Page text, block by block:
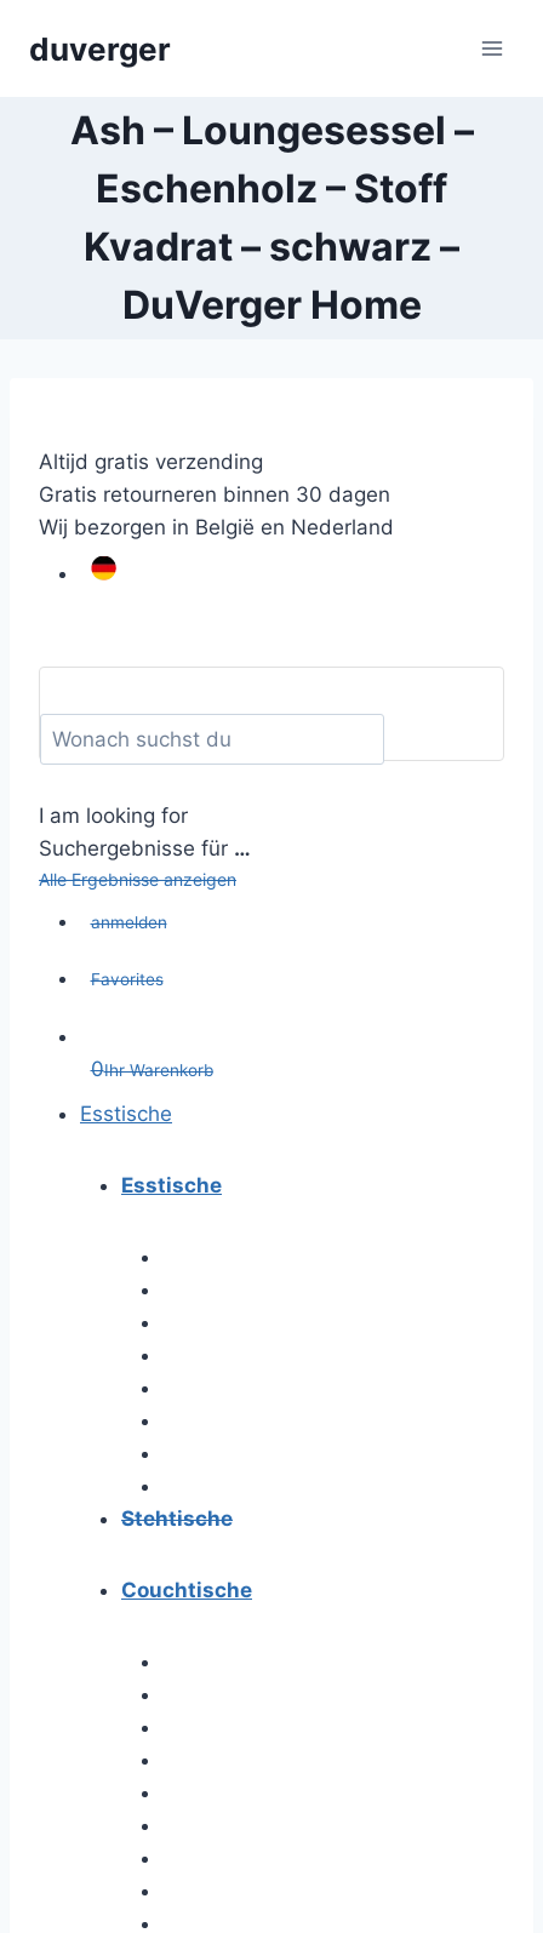
duverger
Ash – Loungesessel –
Eschenholz – Stoff
Kvadrat – schwarz –
DuVerger Home
Altijd gratis verzending
Gratis retourneren binnen 30 dagen
Wij bezorgen in België en Nederland
I am looking for
Suchergebnisse für …
Alle Ergebnisse anzeigen
anmelden
Favorites
0Ihr Warenkorb
Esstische
Esstische
Stehtische
Couchtische